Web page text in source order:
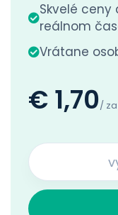
Skvelé
reálnom
Vrátane
€ 1,70/